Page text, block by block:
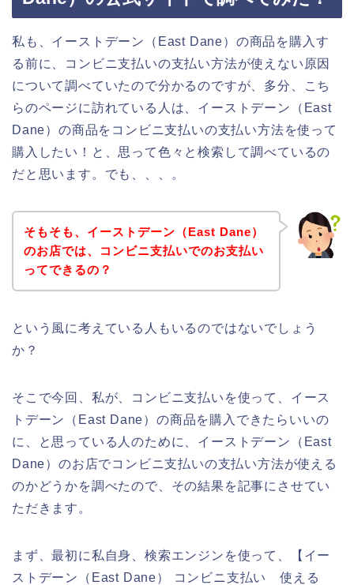
私も、イーストデーン（East Dane）の商品を購入す
る前に、コンビニ支払いの支払い方法が使えない原因
について調べていたので分かるのですが、多分、こち
らのページに訪れている人は、イーストデーン（East
Dane）の商品をコンビニ支払いの支払い方法を使って
購入したい！と、思って色々と検索して調べているの
だと思います。でも、、、。
そもそも、イーストデーン（East Dane）
のお店では、コンビニ支払いでのお支払い
ってできるの？
という風に考えている人もいるのではないでしょう
か？
そこで今回、私が、コンビニ支払いを使って、イース
トデーン（East Dane）の商品を購入できたらいいの
に、と思っている人のために、イーストデーン（East
Dane）のお店でコンビニ支払いの支払い方法が使える
のかどうかを調べたので、その結果を記事にさせてい
ただきます。
まず、最初に私自身、検索エンジンを使って、【イー
ストデーン（East Dane） コンビニ支払い 使える